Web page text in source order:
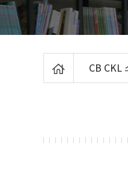
CB CKL